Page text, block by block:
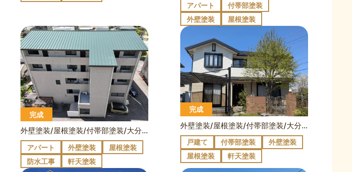
アパート
付帯部塗装
外壁塗装
屋根塗装
完成
外壁塗装/屋根塗装/付帯部塗装/大分市東大道Sアパート
アパート 外壁塗装
屋根塗装
防水工事
軒天塗装
完成
外壁塗装/屋根塗装/付帯部塗装/大分市藤の台B様邸
戸建て 付帯部塗装
外壁塗装
屋根塗装
軒天塗装